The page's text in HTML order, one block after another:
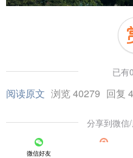
已有
阅读原文 浏览 40279 回复
分享到微信
微信好友